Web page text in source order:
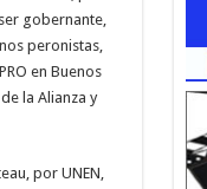
gobernante,
peronistas,
en Buenos
la Alianza y
por UNEN,